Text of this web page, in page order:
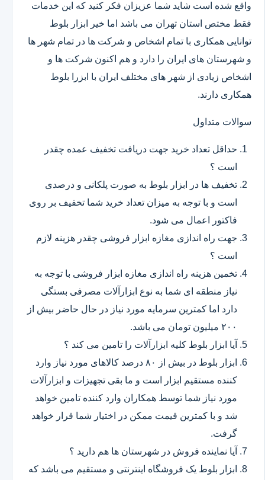
واقع شده است شاید شما عزیزان فکر کنید که این خدمات
فقط مختص استان تهران می باشد اما خیر ابزار بلوط
توانایی همکاری با تمام اشخاص و شرکت ها در تمام شهر ها
و شهرستان های ایران را دارد و هم اکنون شرکت ها و
اشخاص زیادی از شهر های مختلف ایران با ابزرا بلوط
همکاری دارند.
سوالات متداول
حداقل تعداد خرید جهت دریافت تخفیف عمده چقدر
است ؟
تخفیف ها در ابزار بلوط به صورت پلکانی و درصدی
است و با توجه به میزان تعداد خرید شما تخفیف بر روی
فاکتور اعمال می شود.
جهت راه اندازی مغازه ابزار فروشی چقدر هزینه لازم
است ؟
تخمین هزینه راه اندازی مغازه ابزار فروشی با توجه به
نیاز منطقه ای شما به نوع ابزارآلات مصرفی بستگی
دارد اما کمترین سرمایه مورد نیاز در حال حاضر بیش از
۲۰۰ میلیون تومان می باشد.
آیا ابزار بلوط کلیه ابزارآلات را تامین می کند ؟
ابزار بلوط در بیش از ۸۰ درصد کالاهای مورد نیاز وارد
کننده مستقیم ابزار است و ما بقی تجهیزات و ابزارآلات
مورد نیاز شما توسط همکاران وارد کننده تامین خواهد
شد و با کمترین قیمت ممکن در اختیار شما قرار خواهد
گرفت.
آیا نماینده فروش در شهرستان ها هم دارید ؟
ابزار بلوط یک فروشگاه اینترنتی و مستقیم می باشد که